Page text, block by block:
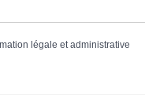
légale et administrative